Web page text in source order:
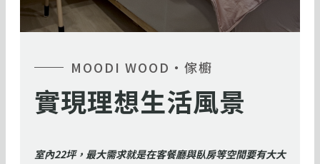
MOODI WOOD・傢櫥
實現理想生活風景
室內22坪，最大需求就是在客餐廳與臥房等空間要有大大